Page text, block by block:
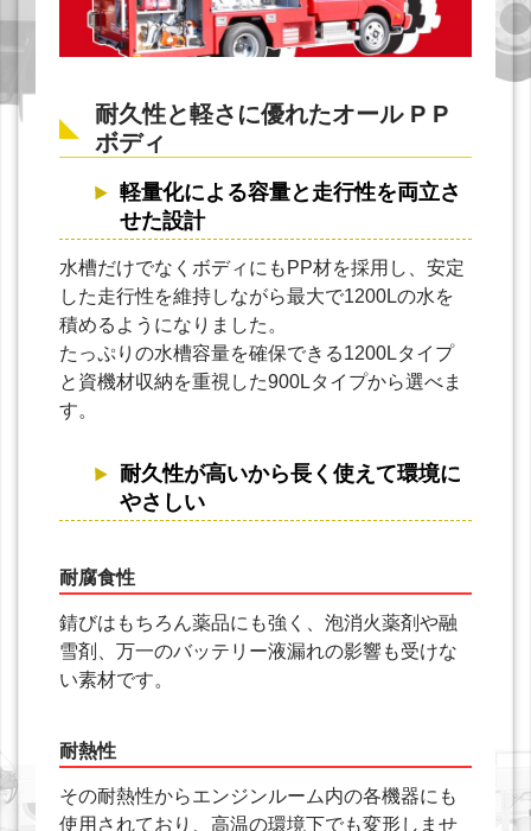
耐久性と軽さに優れたオール P P
ボディ
軽量化による容量と走行性を両立さ
せた設計
水槽だけでなくボディにもPP材を採用し、安定
した走行性を維持しながら最大で1200Lの水を
積めるようになりました。
たっぷりの水槽容量を確保できる1200Lタイプ
と資機材収納を重視した900Lタイプから選べま
す。
耐久性が高いから長く使えて環境に
やさしい
耐腐食性
錆びはもちろん薬品にも強く、泡消火薬剤や融
雪剤、万一のバッテリー液漏れの影響も受けな
い素材です。
耐熱性
その耐熱性からエンジンルーム内の各機器にも
使用されており、高温の環境下でも変形しませ